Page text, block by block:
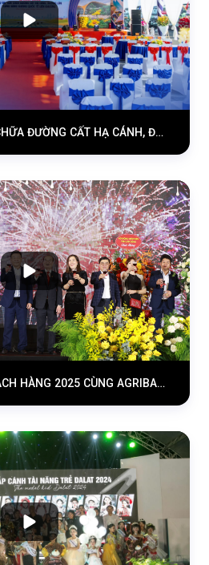
LỄ KHỞI CÔNG SỬA CHỮA ĐƯỜNG CẤT HẠ CÁNH, ĐƯỜNG LĂN CẢNG HÀNG KHÔNG QUỐC TẾ LIÊN KHƯƠNG 04.03.2026
GẶP MẶT TRI ÂN KHÁCH HÀNG 2025 CÙNG AGRIBANK LÂM ĐỒNG